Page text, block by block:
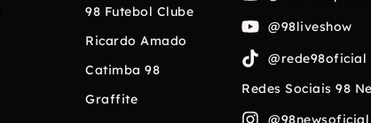
98 Futebol Clube
Ricardo Amado
Catimba 98
Graffite
@98liveshow
@rede98oficial
Redes Sociais 98
@98newsoficial